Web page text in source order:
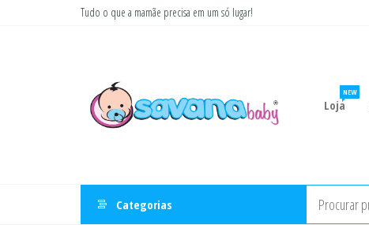
Tudo o que a mamãe precisa em um só lugar!
Loja
NEW
Categorias